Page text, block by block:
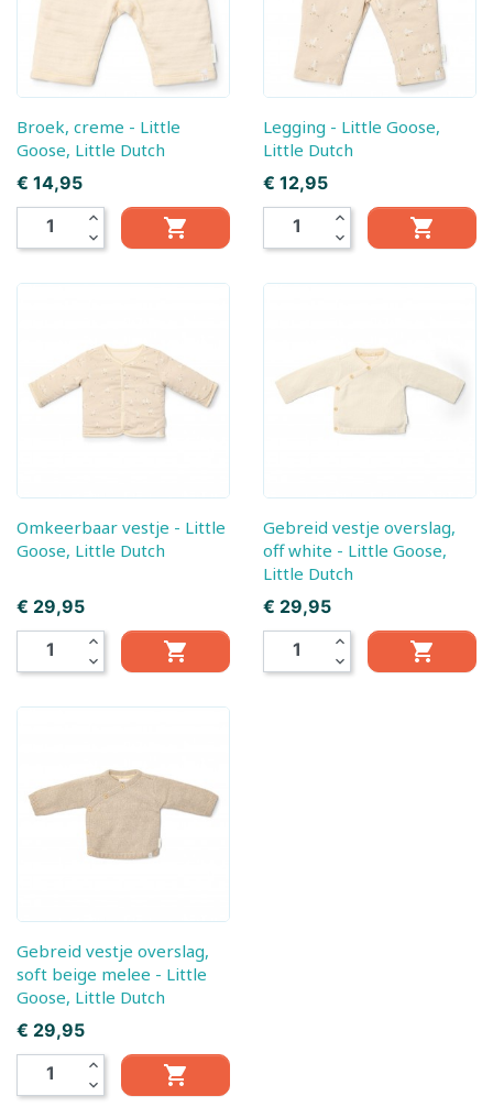
Broek, creme - Little
Goose, Little Dutch
Prijs
€ 14,95
expand_less
expand_more

Legging - Little Goose,
Little Dutch
Prijs
€ 12,95
expand_less
expand_more

Omkeerbaar vestje - Little
Goose, Little Dutch
Prijs
€ 29,95
expand_less
expand_more

Gebreid vestje overslag,
off white - Little Goose,
Little Dutch
Prijs
€ 29,95
expand_less
expand_more

Gebreid vestje overslag,
soft beige melee - Little
Goose, Little Dutch
Prijs
€ 29,95
expand_less
expand_more
